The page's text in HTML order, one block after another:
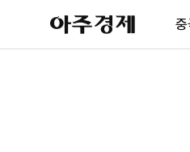
아
주
제
중